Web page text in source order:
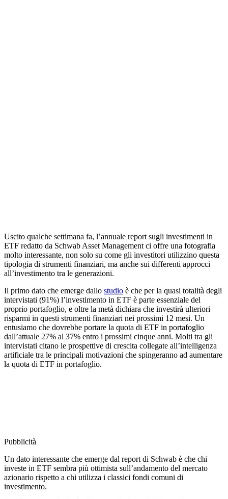
Uscito qualche settimana fa, l’annuale report sugli investimenti in
ETF redatto da Schwab Asset Management ci offre una fotografia
molto interessante, non solo su come gli investitori utilizzino questa
tipologia di strumenti finanziari, ma anche sui differenti approcci
all’investimento tra le generazioni.
Il primo dato che emerge dallo studio è che per la quasi totalità degli
intervistati (91%) l’investimento in ETF è parte essenziale del
proprio portafoglio, e oltre la metà dichiara che investirà ulteriori
risparmi in questi strumenti finanziari nei prossimi 12 mesi. Un
entusiamo che dovrebbe portare la quota di ETF in portafoglio
dall’attuale 27% al 37% entro i prossimi cinque anni. Molti tra gli
intervistati citano le prospettive di crescita collegate all’intelligenza
artificiale tra le principali motivazioni che spingeranno ad aumentare
la quota di ETF in portafoglio.
Pubblicità
Un dato interessante che emerge dal report di Schwab è che chi
investe in ETF sembra più ottimista sull’andamento del mercato
azionario rispetto a chi utilizza i classici fondi comuni di
investimento.